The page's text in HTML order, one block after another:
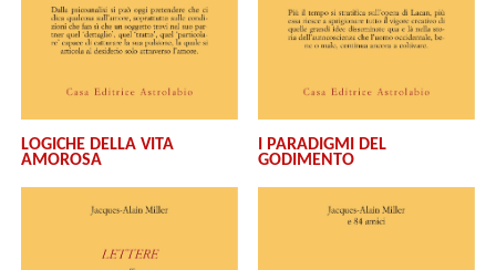
LOGICHE DELLA VITA
AMOROSA
I PARADIGMI DEL
GODIMENTO